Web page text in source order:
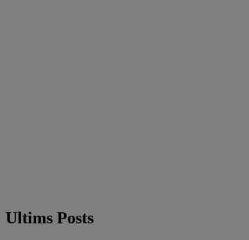
Ultims Posts